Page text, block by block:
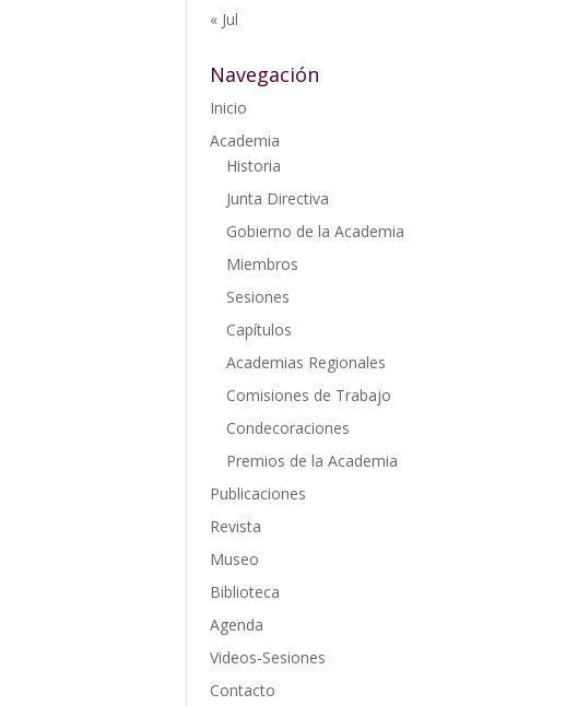
« Jul
Navegación
Inicio
Academia
Historia
Junta Directiva
Gobierno de la Academia
Miembros
Sesiones
Capítulos
Academias Regionales
Comisiones de Trabajo
Condecoraciones
Premios de la Academia
Publicaciones
Revista
Museo
Biblioteca
Agenda
Videos-Sesiones
Contacto